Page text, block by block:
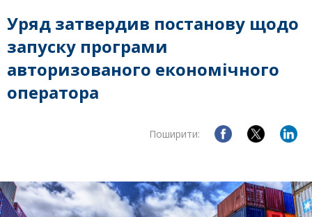
Уряд затвердив постанову щодо
запуску програми
авторизованого економічного
оператора
Поширити: